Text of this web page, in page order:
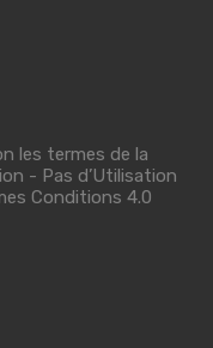
les termes de la
- Pas d’Utilisation
Conditions 4.0